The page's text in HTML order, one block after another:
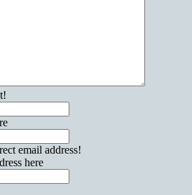
email address!
here